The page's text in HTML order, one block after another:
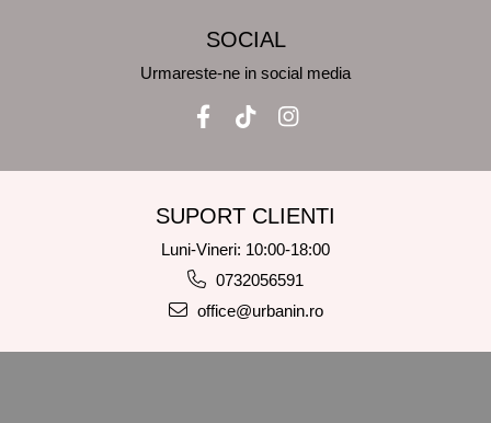
SOCIAL
Urmareste-ne in social media
SUPORT CLIENTI
Luni-Vineri: 10:00-18:00
0732056591
office@urbanin.ro